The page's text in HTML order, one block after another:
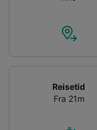
Reisetid
Fra 21m